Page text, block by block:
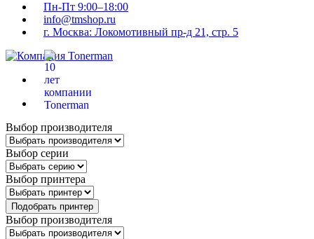
Пн-Пт 9:00–18:00
info@tmshop.ru
г. Москва: Локомотивный пр-д 21, стр. 5
Выбор производителя
Выбор серии
Выбор принтера
Подобрать принтер
Выбор производителя